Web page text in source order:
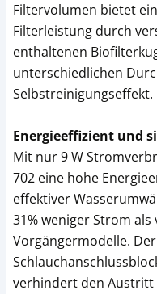
Filtervolumen bietet
Filterleistung durch
enthaltenen
unterschiedlichen
Selbstreinigungseffekt.
Energieeffizient und
Mit nur 9 W
702 eine hohe
effektiver
31% weniger Strom
Vorgängermodelle.
verhindert den Austritt